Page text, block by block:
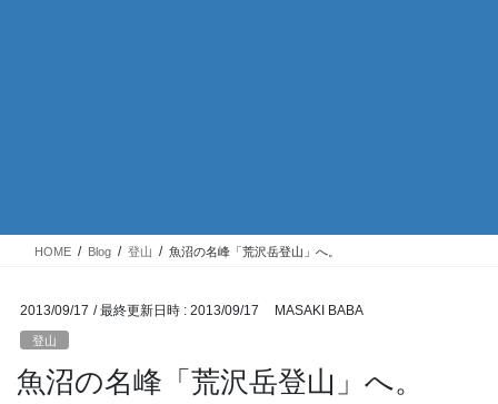
HOME Blog 登山 魚沼の名峰「荒沢岳登山」へ。
2013/09/17 / 最終更新日時 : 2013/09/17 MASAKI BABA
登山
魚沼の名峰「荒沢岳登山」へ。